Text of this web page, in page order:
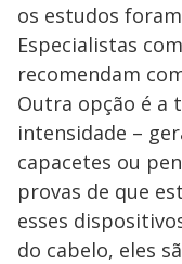
os estudos
Especialistas
recomendam
Outra opção é a
intensidade –
capacetes ou
provas de que
esses
do cabelo, eles